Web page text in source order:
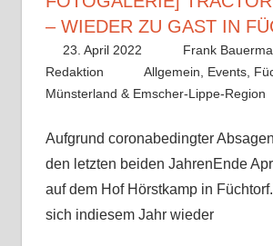
– WIEDER ZU GAST IN
23. April 2022
Frank
Redaktion
Allgemein Events
Münsterland & Emscher-Lippe-Region
Aufgrund coronabedingter
den letzten beiden JahrenEnde
auf dem Hof Hörstkamp in
sich indiesem Jahr wieder